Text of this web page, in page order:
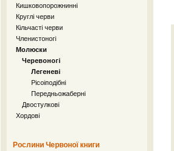
Кишковопорожнинні
Круглі черви
Кільчасті черви
Членистоногі
Молюски
Черевоногі
Легеневі
Рісоіподібні
Передньожаберні
Двостулкові
Хордові
Рослини Червоної книги